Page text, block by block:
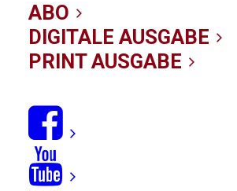
ABO
DIGITALE AUSGABE
PRINT AUSGABE